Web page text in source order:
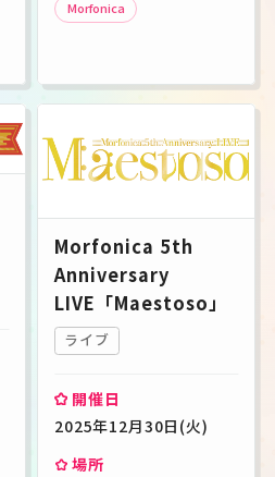
Morfonica
Morfonica 5th
Anniversary
LIVE「Maestoso」
ライブ
開催日
2025年12月30日(火)
場所